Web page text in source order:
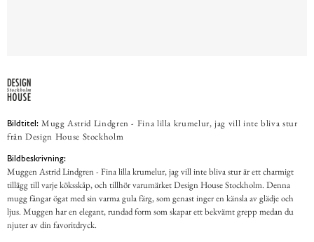
Bildtitel: Mugg Astrid Lindgren - Fina lilla krumelur, jag vill inte bliva stur
från Design House Stockholm
Bildbeskrivning:
Muggen Astrid Lindgren - Fina lilla krumelur, jag vill inte bliva stur är ett charmigt
tillägg till varje köksskåp, och tillhör varumärket Design House Stockholm. Denna
mugg fångar ögat med sin varma gula färg, som genast inger en känsla av glädje och
ljus. Muggen har en elegant, rundad form som skapar ett bekvämt grepp medan du
njuter av din favoritdryck.